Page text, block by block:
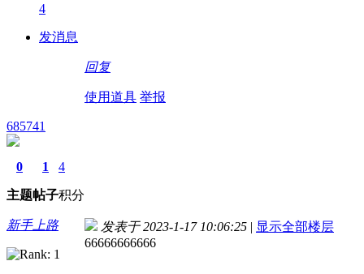
4
发消息
回复
使用道具 举报
685741
0
主题
1
帖子
4
积分
新手上路 发表于 2023-1-17 10:06:25 | 显示全部楼层
66666666666